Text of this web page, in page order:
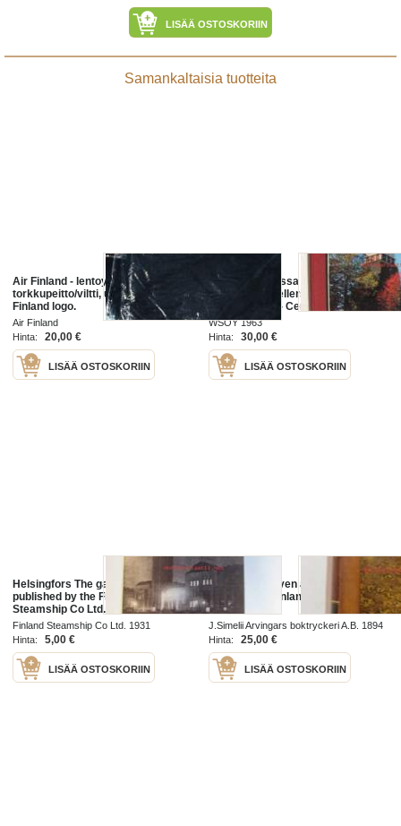
LISÄÄ OSTOSKORIIN
Samankaltaisia tuotteita
Air Finland - lentoyhtiön
torkkupeitto/viltti, uusi. Hieno Air
Finland logo.
Air Finland
Hinta:
20,00 €
LISÄÄ OSTOSKORIIN
Sydän-Suomessa suven ja syksyn
kauneutta - Mellersta Finland -
Mittel-Finland - Central Finland
WSOY 1963
Hinta:
30,00 €
LISÄÄ OSTOSKORIIN
Helsingfors The gateway to Finland
published by the Finland
Steamship Co Ltd.
Finland Steamship Co Ltd. 1931
Hinta:
5,00 €
LISÄÄ OSTOSKORIIN
Tidskrift, utgifven af juridiska
föreningen i Finland 1892-1893
J.Simelii Arvingars boktryckeri A.B. 1894
1894
Hinta: 25,00 €
LISÄÄ OSTOSKORIIN